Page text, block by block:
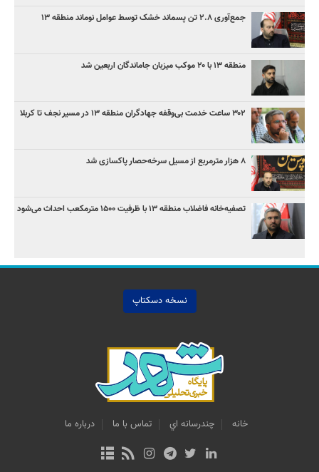
جمع‌آوری ۲.۸ تن پسماند خشک توسط عوامل نوماند منطقه ۱۳
منطقه ۱۳ با ۲۰ موکب میزبان جاماندگان اربعین شد
۳۰۲ ساعت خدمت بی‌وقفه جهادگران منطقه ۱۳ در مسیر نجف تا کربلا
۸ هزار مترمربع از مسیل سرخه‌حصار پاکسازی شد
تصفیه‌خانه فاضلاب منطقه ۱۳ با ظرفیت ۱۵۰۰ مترمکعب احداث می‌شود
نسخه دسکتاپ
خانه چندرسانه اي تماس با ما درباره ما